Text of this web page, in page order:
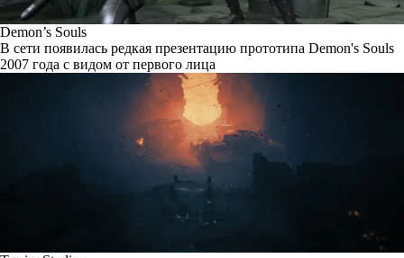
Demon’s Souls
В сети появилась редкая презентацию прототипа Demon's Souls
2007 года с видом от первого лица